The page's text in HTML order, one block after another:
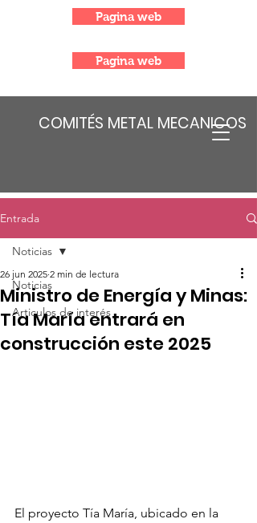
COMITÉS METAL MECANICOS
Pagina web
Pagina web
Entrada
Noticias
Articulos de interés
Noticias
Ministro de Energía y Minas:
Tía María entrará en
construcción este 2025
26 jun 2025 2 min de lectura
El proyecto Tía María, ubicado en la